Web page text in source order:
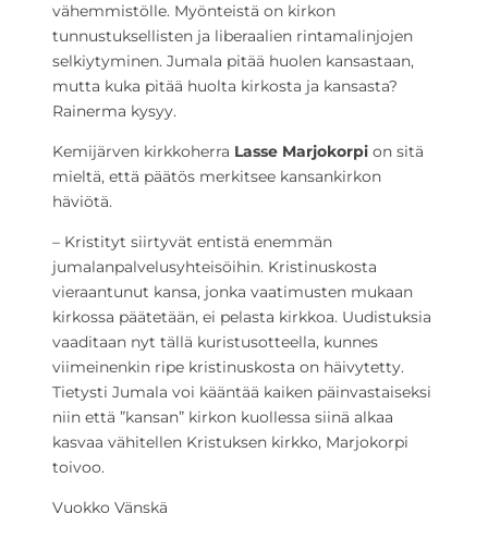
vähemmistölle. Myönteistä on kirkon
tunnustuksellisten ja liberaalien rintamalinjojen
selkiytyminen. Jumala pitää huolen kansastaan,
mutta kuka pitää huolta kirkosta ja kansasta?
Rainerma kysyy.
Kemijärven kirkkoherra Lasse Marjokorpi on sitä
mieltä, että päätös merkitsee kansankirkon
häviötä.
– Kristityt siirtyvät entistä enemmän
jumalanpalvelusyhteisöihin. Kristinuskosta
vieraantunut kansa, jonka vaatimusten mukaan
kirkossa päätetään, ei pelasta kirkkoa. Uudistuksia
vaaditaan nyt tällä kuristusotteella, kunnes
viimeinenkin ripe kristinuskosta on häivytetty.
Tietysti Jumala voi kääntää kaiken päinvastaiseksi
niin että ”kansan” kirkon kuollessa siinä alkaa
kasvaa vähitellen Kristuksen kirkko, Marjokorpi
toivoo.
Vuokko Vänskä